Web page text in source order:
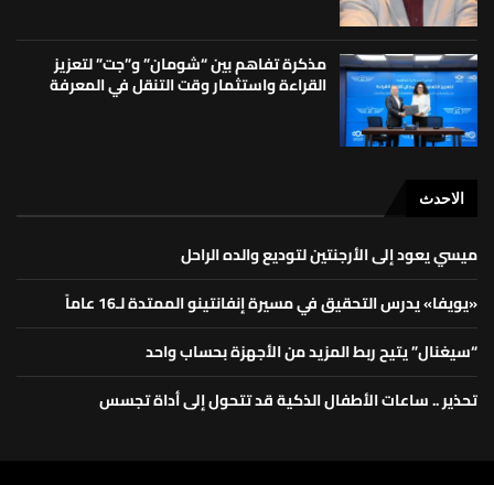
مذكرة تفاهم بين “شومان” و”جت” لتعزيز
القراءة واستثمار وقت التنقل في المعرفة
الاحدث
ميسي يعود إلى الأرجنتين لتوديع والده الراحل
«يويفا» يدرس التحقيق في مسيرة إنفانتينو الممتدة لـ16 عاماً
“سيغنال” يتيح ربط المزيد من الأجهزة بحساب واحد
تحذير .. ساعات الأطفال الذكية قد تتحول إلى أداة تجسس